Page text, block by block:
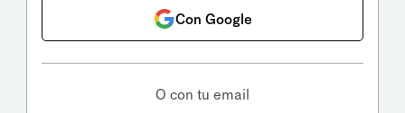
Con Google
O con tu email